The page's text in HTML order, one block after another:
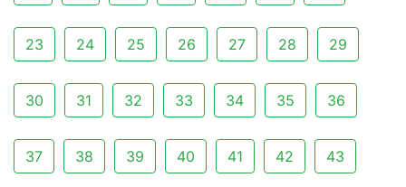
23 24 25 26 27 28 29
30 31 32 33 34 35 36
37 38 39 40 41 42 43